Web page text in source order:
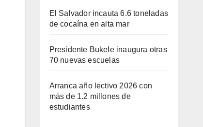
El Salvador incauta 6.6 toneladas
de cocaína en alta mar
Presidente Bukele inaugura otras
70 nuevas escuelas
Arranca año lectivo 2026 con
más de 1.2 millones de
estudiantes